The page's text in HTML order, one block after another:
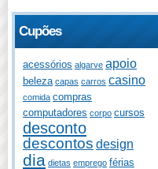
Cupões
acessórios algarve apoio
beleza capas carros casino
comida compras
computadores corpo cursos
desconto
descontos design
dia dietas emprego férias